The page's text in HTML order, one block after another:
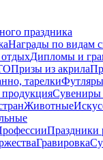
праздника
Награды по видам
Дипломы и
Призы из акрила
тарелки
продукцияСувениры
Животные
Праздники
Гравировка